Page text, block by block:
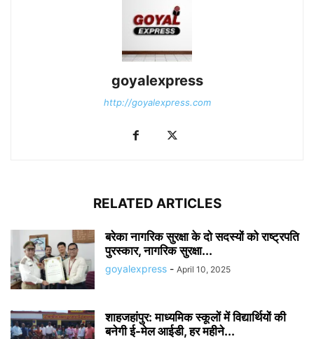
goyalexpress
http://goyalexpress.com
RELATED ARTICLES
बरेका नागरिक सुरक्षा के दो सदस्यों को राष्ट्रपति
पुरस्कार, नागरिक सुरक्षा...
goyalexpress - April 10, 2025
शाहजहांपुर: माध्यमिक स्कूलाें में विद्यार्थियों की
बनेगी ई-मेल आईडी, हर महीने...